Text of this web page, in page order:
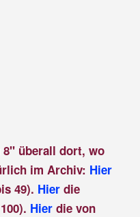
8" überall dort, wo
im Archiv: Hier
49). Hierdie
Hier die von